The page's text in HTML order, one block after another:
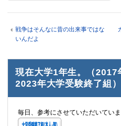
戦争はそんなに昔の出来事ではな
いんだよ
現在大学1年生。（
2023年大学受験終了組）
毎日、参考にさせていただいてい